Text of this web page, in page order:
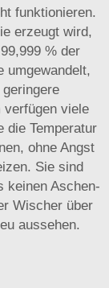
funktionieren.
erzeugt wird,
% der
umgewandelt,
verfügen viele
die Temperatur
ohne Angst
Sie sind
keinen Aschen-
Wischer über
aussehen.